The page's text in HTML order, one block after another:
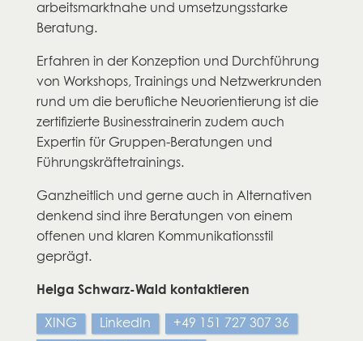
arbeitsmarktnahe und umsetzungsstarke
Beratung.
Erfahren in der Konzeption und Durchführung
von Workshops, Trainings und Netzwerkrunden
rund um die berufliche Neuorientierung ist die
zertifizierte Businesstrainerin zudem auch
Expertin für Gruppen-Beratungen und
Führungskräftetrainings.
Ganzheitlich und gerne auch in Alternativen
denkend sind ihre Beratungen von einem
offenen und klaren Kommunikationsstil
geprägt.
Helga Schwarz-Wald kontaktieren
XING LinkedIn
+49 151 727 307 36